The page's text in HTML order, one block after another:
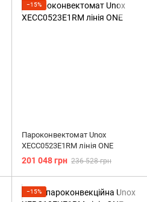
−15%
Пароконвектомат Unox
XECC0523E1RM лінія ONE
201 048 грн 236 528 грн
−15%